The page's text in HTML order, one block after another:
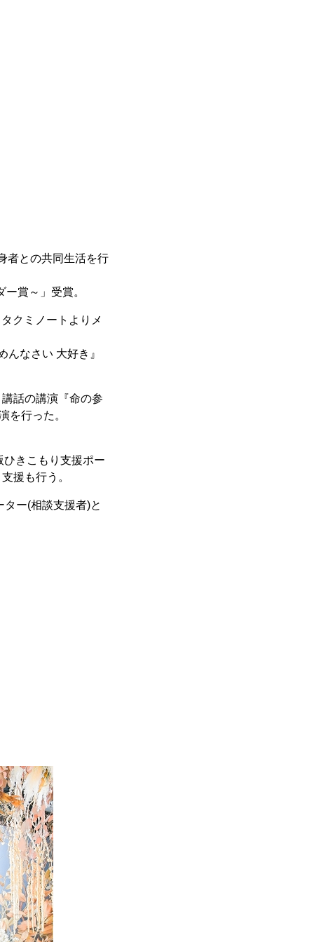
者との共同生活を行
賞～」受賞。
クミノートよりメ
なさい 大好き』
話の講演『命の参
を行った。
きこもり支援ポー
援も行う。
ー(相談支援者)と